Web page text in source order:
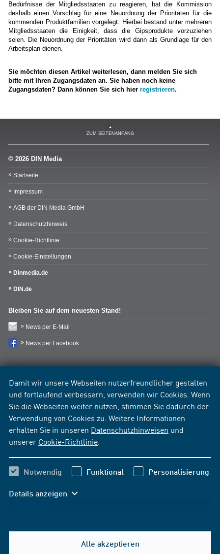
Damit wir unsere Webseiten nutzerfreundlicher gestalten
und fortlaufend verbessern, verwenden wir Cookies. Wenn
Sie die Webseiten weiter nutzen, stimmen Sie dadurch der
Verwendung von Cookies zu. Weitere Informationen
erhalten Sie in unseren Datenschutzhinweisen und
unserer Cookie-Richtlinie
Notwendig Funktional Personalisierung
Details anzeigen
Alle akzeptieren
Bedürfnisse der Mitgliedsstaaten zu reagieren, hat die Kommission
deshalb einen Vorschlag für eine Neuordnung der Prioritäten für die
kommenden Produktfamilien vorgelegt. Hierbei bestand unter mehreren
Mitgliedsstaaten die Einigkeit, dass die Gipsprodukte vorzuziehen
seien. Die Neuordnung der Prioritäten wird dann als Grundlage für den
Arbeitsplan dienen.
Sie möchten diesen Artikel weiterlesen, dann melden Sie sich
bitte mit Ihren Zugangsdaten an. Sie haben noch keine
Zugangsdaten? Dann können Sie sich hier registrieren.
ZUM SEITENANFANG
© 2026 DIN Media
Startseite
Impressum
AGB der DIN Media GmbH
Datenschutzhinweis
Cookie-Richtlinie
Cookie-Einstellungen
Dinmedia.de
DIN.de
Bleiben Sie auf dem neuesten Stand!
News per E-Mail
News per Facebook